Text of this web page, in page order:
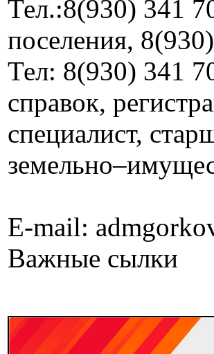
Тел.:8(930) 341
поселения,
Тел: 8(930) 341
справок,
специалист,
E-mail:
Важные сылки